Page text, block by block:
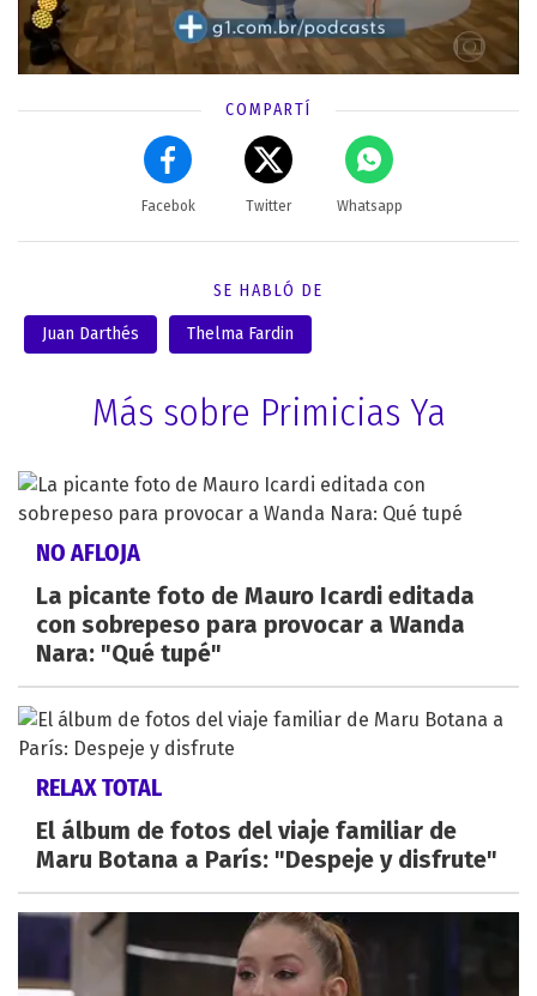
COMPARTÍ
Facebok Twitter Whatsapp
SE HABLÓ DE
Juan Darthés Thelma Fardin
Más sobre Primicias Ya
NO AFLOJA
La picante foto de Mauro Icardi editada
con sobrepeso para provocar a Wanda
Nara: "Qué tupé"
RELAX TOTAL
El álbum de fotos del viaje familiar de
Maru Botana a París: "Despeje y disfrute"